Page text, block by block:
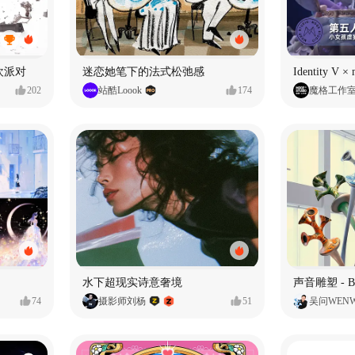
派对
202
迷恋她笔下的法式松弛感
站酷Loook 174 魔格工作
74
水下超现实诗意奢境
摄影师刘杨 51 吴问